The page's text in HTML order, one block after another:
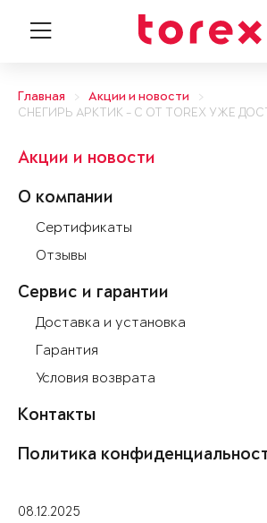
Главная
Акции и новости
СНЕГИРЬ АРКТИК - С ОТ TOREX УЖЕ
Акции и новости
О компании
Сертификаты
Отзывы
Сервис и гарантии
Доставка и установка
Гарантия
Условия возврата
Контакты
Политика
08.12.2025